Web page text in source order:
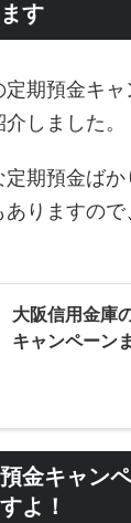
す
定期預金キ
しました。
期預金ば
りますの
大阪信用金庫
キャンペーン
金キャン
よ！